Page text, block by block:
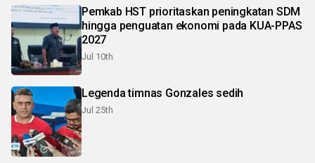
Pemkab HST prioritaskan peningkatan SDM
hingga penguatan ekonomi pada KUA-PPAS
2027
Jul 10th
Legenda timnas Gonzales sedih
Jul 25th